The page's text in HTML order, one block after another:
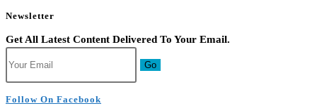
Newsletter
Get All Latest Content Delivered To Your Email.
Go
Follow On Facebook